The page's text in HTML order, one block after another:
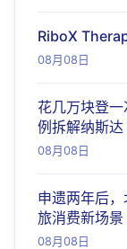
RiboX
08月08日
花几万块登
例拆解纳斯达
08月08日
申遗两年后，
旅消费新场景
08月08日